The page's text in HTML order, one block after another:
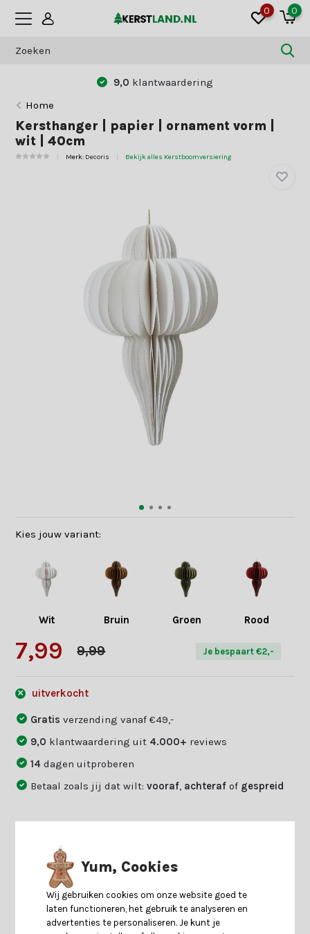
0 0
9,0 klantwaardering
Home
Kersthanger | papier | ornament vorm |
wit | 40cm
Merk: Decoris Bekijk alles Kerstboomversiering
Kies jouw variant:
Wit Bruin Groen Rood
7,99 9,99 Je bespaart €2,-
uitverkocht
Gratisverzending vanaf €49,-
9,0 klantwaardering uit 4.000+ reviews
14dagen uitproberen
Betaal zoals jij dat wilt:vooraf achteraf of gespreid
Productomschrijving
Specificaties
Reviews
Yum, Cookies
Wij gebruiken cookies om onze website goed te
laten functioneren, het gebruik te analyseren en
advertenties te personaliseren. Je kunt je